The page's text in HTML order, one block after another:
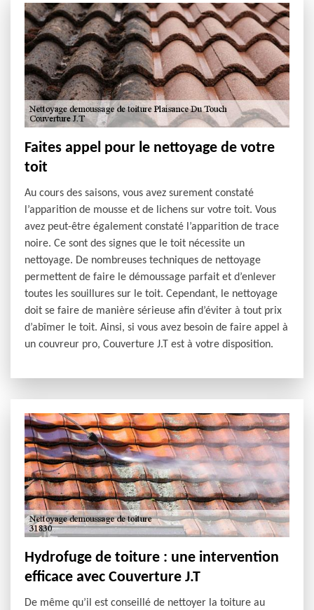
Faites appel pour le nettoyage de votre
toit
Au cours des saisons, vous avez surement constaté
l’apparition de mousse et de lichens sur votre toit. Vous
avez peut-être également constaté l’apparition de trace
noire. Ce sont des signes que le toit nécessite un
nettoyage. De nombreuses techniques de nettoyage
permettent de faire le démoussage parfait et d’enlever
toutes les souillures sur le toit. Cependant, le nettoyage
doit se faire de manière sérieuse afin d’éviter à tout prix
d’abîmer le toit. Ainsi, si vous avez besoin de faire appel à
un couvreur pro, Couverture J.T est à votre disposition.
Hydrofuge de toiture : une intervention
efficace avec Couverture J.T
De même qu’il est conseillé de nettoyer la toiture au